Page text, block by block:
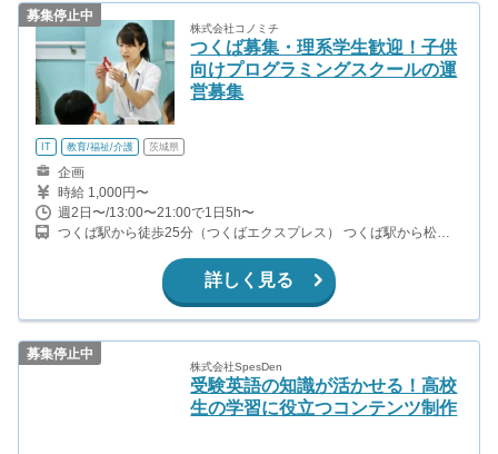
募集停止中
株式会社コノミチ
つくば募集・理系学生歓迎！子供
向けプログラミングスクールの運
営募集
IT 教育/福祉/介護 茨城県
企画
時給 1,000円〜
週2日〜/13:00〜21:00で1日5h〜
つくば駅から徒歩25分（つくばエクスプレス） つくば駅から松代
詳しく見る
募集停止中
株式会社SpesDen
受験英語の知識が活かせる！高校
生の学習に役立つコンテンツ制作